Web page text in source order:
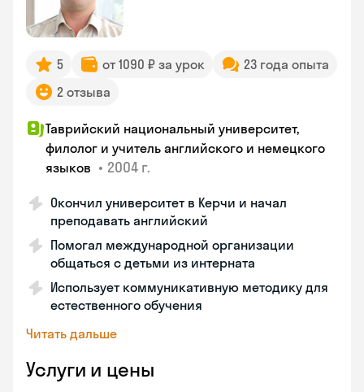
5 от 1090 ₽ за урок
23 года опыта
2 отзыва
Таврийский национальный университет,
филолог и учитель английского и немецкого
языков • 2004 г.
Окончил университет в Керчи и начал
преподавать английский
Помогал международной организации
общаться с детьми из интерната
Использует коммуникативную методику для
естественного обучения
Читать дальше
Услуги и цены